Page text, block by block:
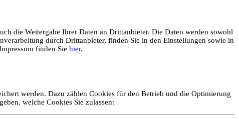
die Weitergabe Ihrer Daten an Drittanbieter. Die Daten werden sowohl
durch Drittanbieter, finden Sie in den Einstellungen sowie in
finden Sie hier.
werden. Dazu zählen Cookies für den Betrieb und die Optimierung
welche Cookies Sie zulassen: